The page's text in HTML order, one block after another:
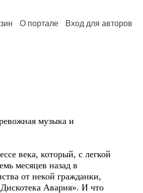
О портале Вход для авторов
музыка и
века, который, с легкой
месяцев назад в
от некой гражданки,
Авария». И что